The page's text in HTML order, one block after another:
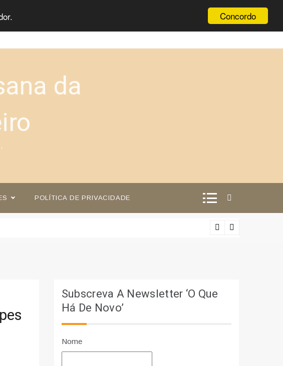
Concordo
da
POLÍTICA DE PRIVACIDADE
Subscreva A Newsletter ‘O Que
Há De Novo’
Nome